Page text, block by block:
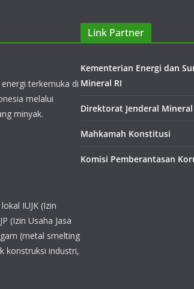
produsen
menggali
produksi
IUJK (Izin
(Izin Usaha Jasa
(metal smelting
konstruksi industri,
Link Partner
Kementerian Energi dan
Mineral RI
Direktorat Jenderal
Mahkamah Konstitusi
Komisi Pemberantasan